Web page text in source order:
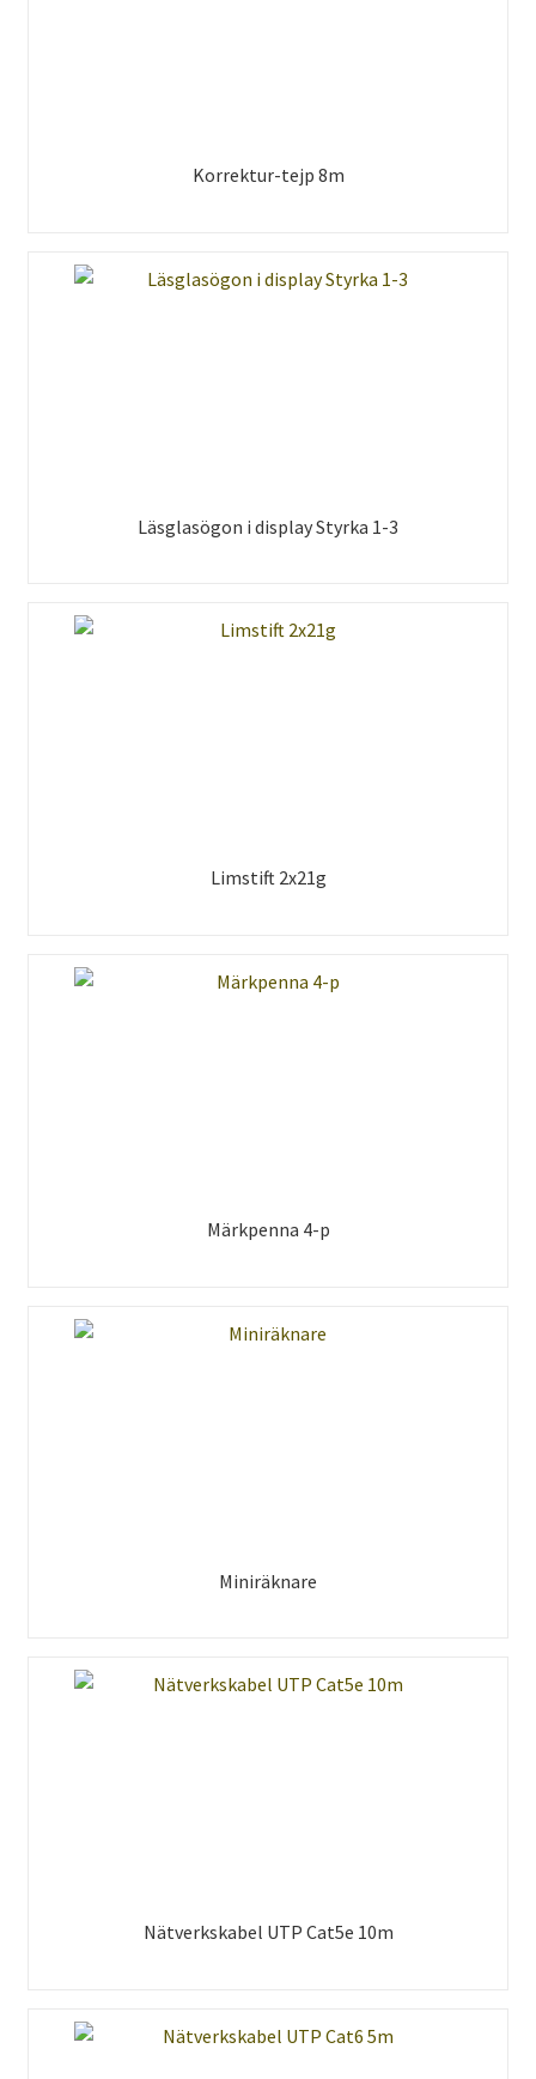
Korrektur-tejp 8m
Läsglasögon i display Styrka 1-3
Limstift 2x21g
Märkpenna 4-p
Miniräknare
Nätverkskabel UTP Cat5e 10m